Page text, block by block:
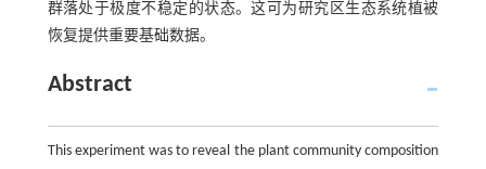
群落处于极度不稳定的状态。这可为研究区生态系统植被
恢复提供重要基础数据。
Abstract
This experiment was to reveal the plant community composition